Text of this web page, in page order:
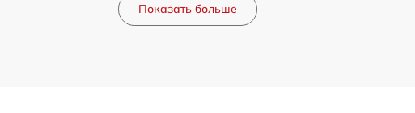
Показать больше